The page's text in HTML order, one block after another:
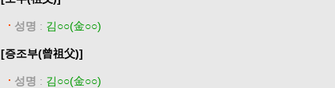
성명 : 김○○(金○○)
[증조부(曾祖父)]
성명 : 김○○(金○○)